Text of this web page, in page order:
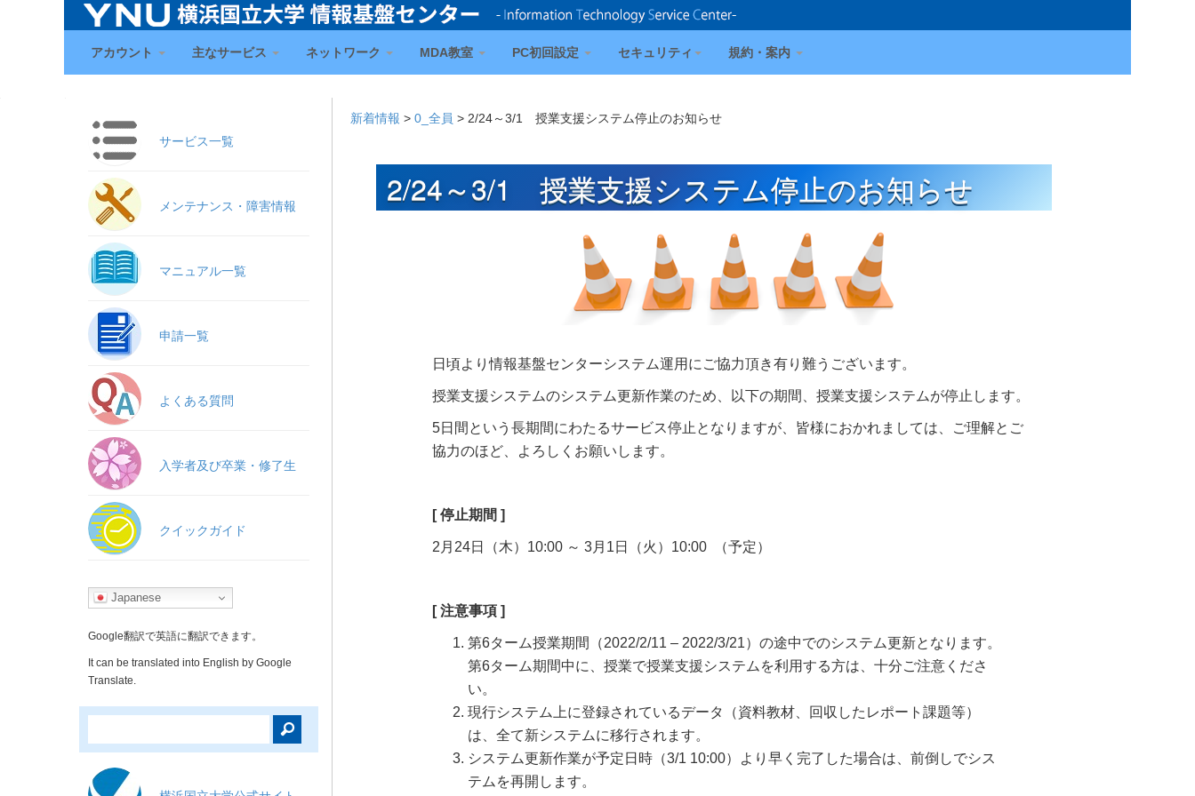
アカウント 主なサービス ネットワーク MDA教室 PC初回設定 セキュリティ 規約・案内
サービス一覧
メンテナンス・障害情報
マニュアル一覧
申請一覧
よくある質問
入学者及び卒業・修了生
クイックガイド
Japanese
Google翻訳で英語に翻訳できます。
It can be translated into English by Google
Translate.
新着情報 >0_全員 > 2/24～3/1 授業支援システム停止のお知らせ
2/24～3/1 授業支援システム停止のお知らせ
日頃より情報基盤センターシステム運用にご協力頂き有り難うございます。
授業支援システムのシステム更新作業のため、以下の期間、授業支援システムが停止します。
5日間という長期間にわたるサービス停止となりますが、皆様におかれましては、ご理解とご
協力のほど、よろしくお願いします。
[ 停止期間 ]
2月24日（木）10:00 ～ 3月1日（火）10:00 （予定）
[ 注意事項 ]
第6ターム授業期間（2022/2/11 – 2022/3/21）の途中でのシステム更新となります。
第6ターム期間中に、授業で授業支援システムを利用する方は、十分ご注意くださ
い。
現行システム上に登録されているデータ（資料教材、回収したレポート課題等）
は、全て新システムに移行されます。
システム更新作業が予定日時（3/1 10:00）より早く完了した場合は、前倒しでシス
テムを再開します。